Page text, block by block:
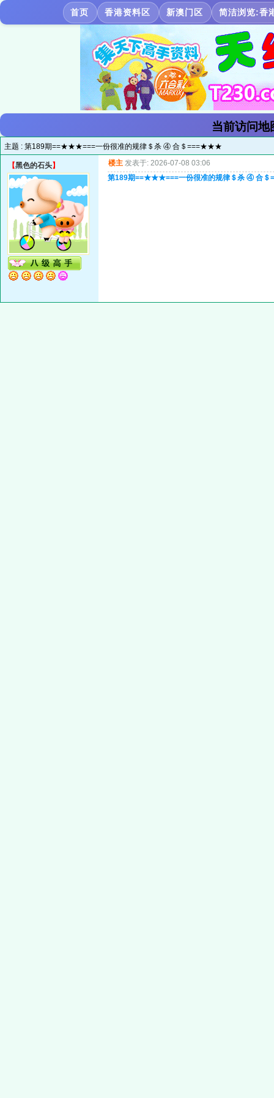
首页 香港资料区 新澳门区 简洁浏览:香
当前访问地
主题 : 第189期==★★★===一份很准的规律＄杀 ④ 合＄===★★★
【黑色的石头】 楼主 发表于: 2026-07-08 03:06
第189期==★★★===一份很准的规律＄杀 ④ 合